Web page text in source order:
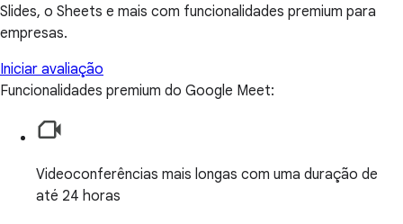
Slides, o Sheets e mais com funcionalidades premium para
empresas.
Iniciar avaliação
Funcionalidades premium do Google Meet:
Videoconferências mais longas com uma duração de
até 24 horas